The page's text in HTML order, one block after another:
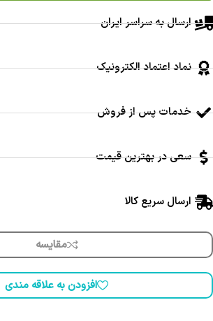
ارسال به سراسر ایران
نماد اعتماد الکترونیک
خدمات پس از فروش
سعی در بهترین قیمت
ارسال سریع کالا
مقایسه
افزودن به علاقه مندی